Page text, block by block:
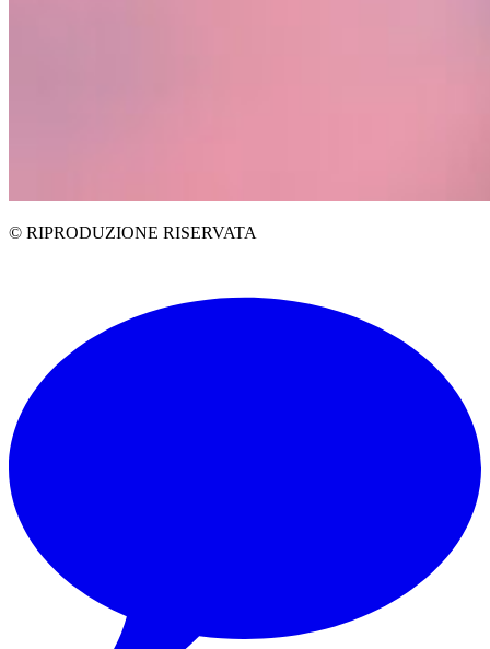
© RIPRODUZIONE RISERVATA